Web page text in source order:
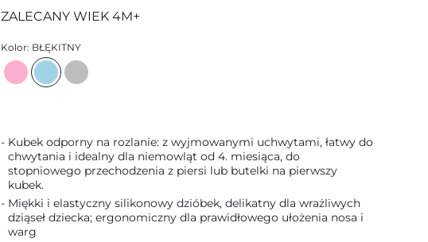
ZALECANY WIEK 4M+
Kolor: BŁĘKITNY
Kubek odporny na rozlanie: z wyjmowanymi uchwytami, łatwy do
chwytania i idealny dla niemowląt od 4. miesiąca, do
stopniowego przechodzenia z piersi lub butelki na pierwszy
kubek.
Miękki i elastyczny silikonowy dzióbek, delikatny dla wrażliwych
dziąseł dziecka; ergonomiczny dla prawidłowego ułożenia nosa i
warg